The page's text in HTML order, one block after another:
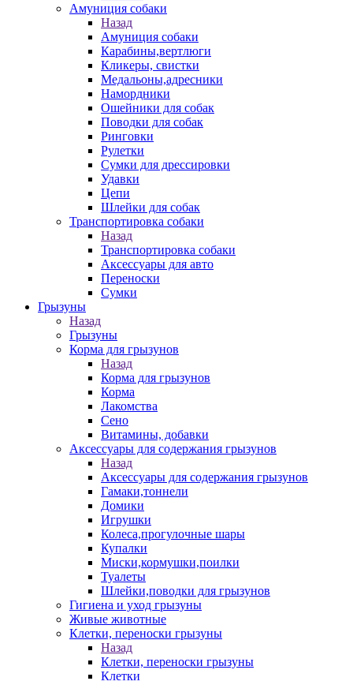
Амуниция собаки
Назад
Амуниция собаки
Карабины,вертлюги
Кликеры, свистки
Медальоны,адресники
Намордники
Ошейники для собак
Поводки для собак
Ринговки
Рулетки
Сумки для дрессировки
Удавки
Цепи
Шлейки для собак
Транспортировка собаки
Назад
Транспортировка собаки
Аксессуары для авто
Переноски
Сумки
Грызуны
Назад
Грызуны
Корма для грызунов
Назад
Корма для грызунов
Корма
Лакомства
Сено
Витамины, добавки
Аксессуары для содержания грызунов
Назад
Аксессуары для содержания грызунов
Гамаки,тоннели
Домики
Игрушки
Колеса,прогулочные шары
Купалки
Миски,кормушки,поилки
Туалеты
Шлейки,поводки для грызунов
Гигиена и уход грызуны
Живые животные
Клетки, переноски грызуны
Назад
Клетки, переноски грызуны
Клетки